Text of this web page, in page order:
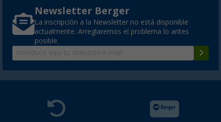
Router de camping Selfsat Snipe 550
(1)
Newsletter Berger
La inscripción a la Newsletter no está disponible
actualmente. Arreglaremos el problema lo antes
posible.